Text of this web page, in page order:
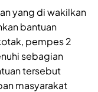
yang di wakilkan
bantuan
pempes 2
sebagian
tersebut
masyarakat